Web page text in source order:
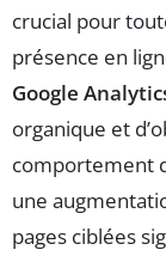
crucial pour
présence en
Google
organique et
comportement
une
pages ciblées